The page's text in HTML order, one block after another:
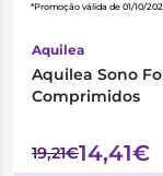
*Promoção válida de 01/10/
Aquilea
Aquilea Sono
Comprimidos
19,21€14,41€